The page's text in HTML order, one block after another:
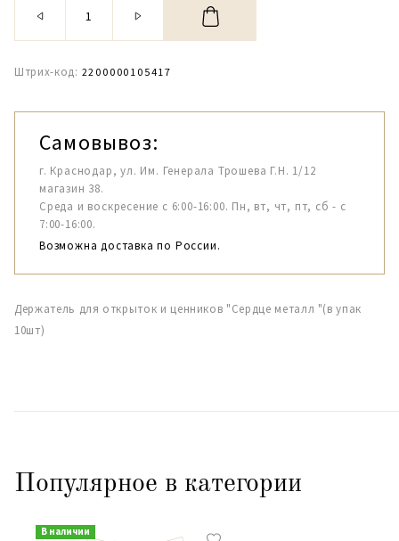
Штрих-код: 2200000105417
Самовывоз:
г. Краснодар, ул. Им. Генерала Трошева Г.Н. 1/12
магазин 38.
Среда и воскресение с 6:00-16:00. Пн, вт, чт, пт, сб - с
7:00-16:00.
Возможна доставка по России.
Держатель для открыток и ценников "Сердце металл "(в упак
10шт)
Популярное в категории
В наличии